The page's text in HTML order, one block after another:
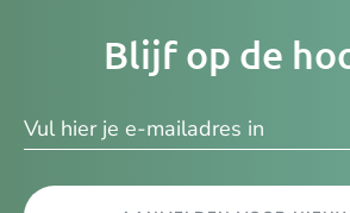
Blijf op de